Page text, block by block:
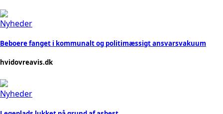
Nyheder
Beboere fanget i kommunalt og politimæssigt ansvarsvakuum
hvidovreavis.dk
Nyheder